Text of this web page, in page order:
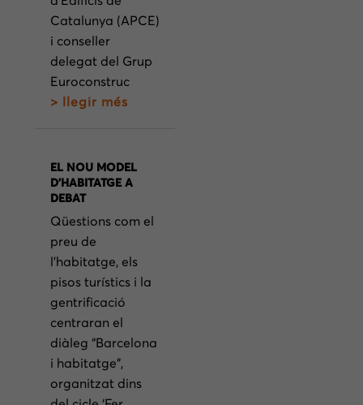
Catalunya (APCE)
i conseller
delegat del Grup
Euroconstruc
> llegir més
EL NOU MODEL
D’HABITATGE A
DEBAT
Qüestions com el
preu de
l’habitatge, els
pisos turístics i la
gentrificació
centraran el
diàleg “Barcelona
i habitatge”,
organitzat dins